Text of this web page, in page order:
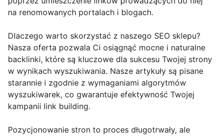
na renomowanych portalach i blogach.
Dlaczego warto skorzystać z naszego SEO sklepu?
Nasza oferta pozwala Ci osiągnąć mocne i naturalne
backlinki, które są kluczowe dla sukcesu Twojej strony
w wynikach wyszukiwania. Nasze artykuły są pisane
starannie i zgodnie z wymaganiami algorytmów
wyszukiwarek, co gwarantuje efektywność Twojej
kampanii link building.
Pozycjonowanie stron to proces długotrwały, ale